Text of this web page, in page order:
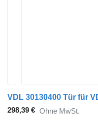
VDL 30130400 Tür für
298,39 € Ohne MwSt.